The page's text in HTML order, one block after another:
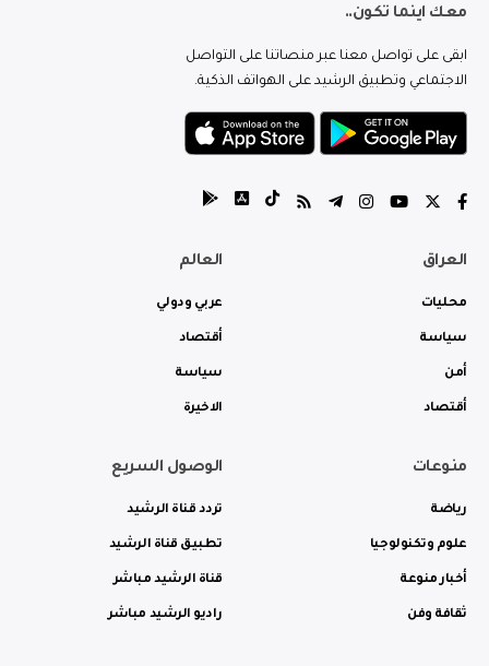
معك اينما تكون..
ابقى على تواصل معنا عبر منصاتنا على التواصل
الاجتماعي وتطبيق الرشيد على الهواتف الذكية.
العراق
محليات
سياسة
أمن
أقتصاد
العالم
عربي ودولي
أقتصاد
سياسة
الاخيرة
منوعات
رياضة
علوم وتكنولوجيا
أخبار منوعة
ثقافة وفن
الوصول السريع
تردد قناة الرشيد
تطبيق قناة الرشيد
قناة الرشيد مباشر
راديو الرشيد مباشر